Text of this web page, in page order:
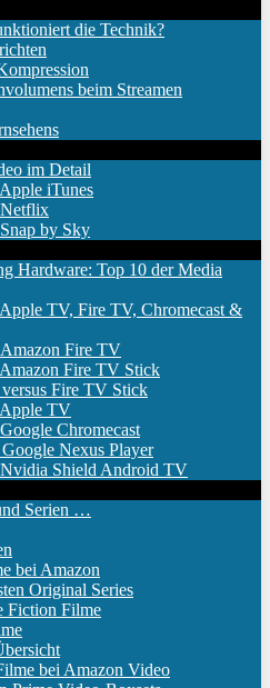
die Technik?
beim Streamen
im Detail
iTunes
Netflix
by Sky
Hardware: Top 10 der Media
TV, Fire TV, Chromecast &
Fire TV
Fire TV Stick
Fire TV Stick
TV
Chromecast
Nexus Player
Shield Android TV
Serien …
bei Amazon
Original Series
Fiction Filme
bei Amazon Video